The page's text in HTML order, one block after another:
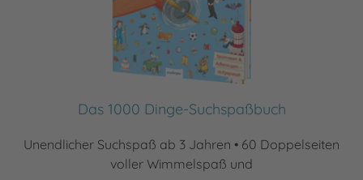
Das 1000 Dinge-Suchspaßbuch
Unendlicher Suchspaß ab 3 Jahren • 60 Doppelseiten
voller Wimmelspaß und